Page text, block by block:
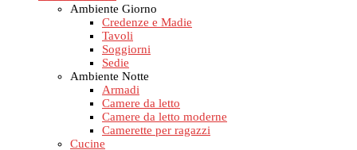
Ambiente Giorno
Credenze e Madie
Tavoli
Soggiorni
Sedie
Ambiente Notte
Armadi
Camere da letto
Camere da letto moderne
Camerette per ragazzi
Cucine